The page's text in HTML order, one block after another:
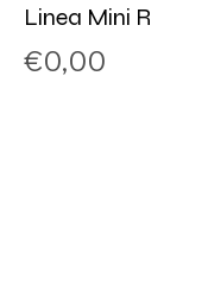
Linea Mini R
Price
€0,00